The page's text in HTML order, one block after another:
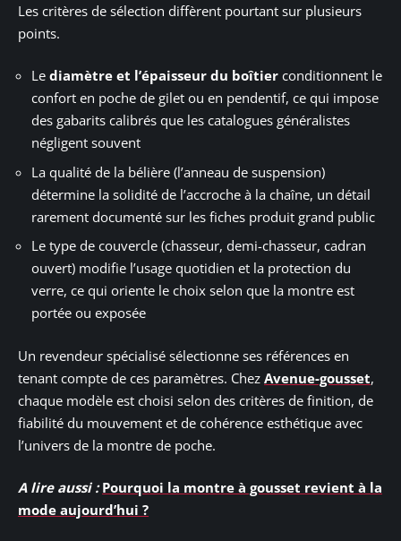
Les critères de sélection diffèrent pourtant sur plusieurs
points.
Le diamètre et l’épaisseur du boîtier conditionnent le
confort en poche de gilet ou en pendentif, ce qui impose
des gabarits calibrés que les catalogues généralistes
négligent souvent
La qualité de la bélière (l’anneau de suspension)
détermine la solidité de l’accroche à la chaîne, un détail
rarement documenté sur les fiches produit grand public
Le type de couvercle (chasseur, demi-chasseur, cadran
ouvert) modifie l’usage quotidien et la protection du
verre, ce qui oriente le choix selon que la montre est
portée ou exposée
Un revendeur spécialisé sélectionne ses références en
tenant compte de ces paramètres. Chez Avenue-gousset,
chaque modèle est choisi selon des critères de finition, de
fiabilité du mouvement et de cohérence esthétique avec
l’univers de la montre de poche.
A lire aussi : Pourquoi la montre à gousset revient à la
mode aujourd’hui ?